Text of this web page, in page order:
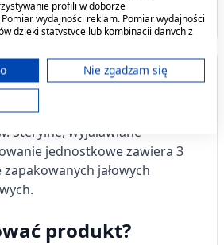
82
Viscoplast Jałowa gaza
opatrunkowa bawełniana,
2,19 zł
odpowiedzialny
z gazy bawełnianej 17-
Sterylne, wyjaławiane
jednostkowe zawiera 3
jałowych
produkt?
profili w doborze
wydajności reklam. Pomiar wydajności
dzięki statystyce lub kombinacji danych z
treści.
poza Unię Europejską i wysyłane do USA.
dotyczą wyłącznie tej witryny/aplikacji.
(11 dostawców IAB)
na urządzeniu
Nie zgadzam się